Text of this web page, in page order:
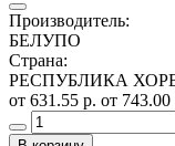
Производитель:
БЕЛУПО
Страна:
РЕСПУБЛИКА
от 631.55 р. от 743.00